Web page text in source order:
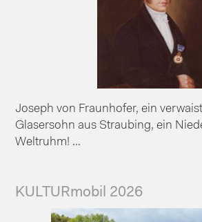
Joseph von Fraunhofer, ein
Glasersohn aus Straubing, ein
Weltruhm! ...
KULTURmobil 2026